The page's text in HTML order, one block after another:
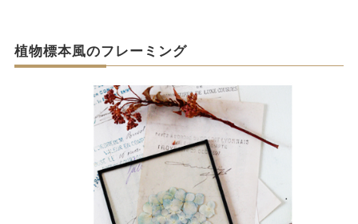
植物標本風のフレーミング